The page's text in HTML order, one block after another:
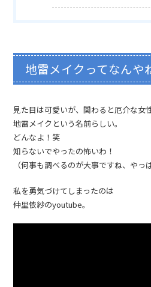
地雷メイクってなんや
見た目は可愛いが、関わると厄介な女
地雷メイクという名前らしい。
どんなよ！笑
知らないでやったの怖いわ！
（何事も調べるのが大事ですね、やっ
私を勇気づけてしまったのは
仲里依紗のyoutube。